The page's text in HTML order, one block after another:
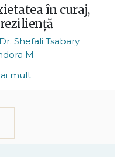
în curaj,
Dr. Shefali Tsabary
M
mult